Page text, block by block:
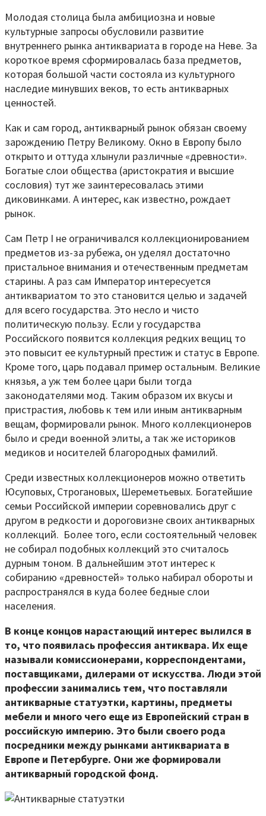
Молодая столица была амбициозна и новые
культурные запросы обусловили развитие
внутреннего рынка антиквариата в городе на Неве. За
короткое время сформировалась база предметов,
которая большой части состояла из культурного
наследие минувших веков, то есть антикварных
ценностей.
Как и сам город, антикварный рынок обязан своему
зарождению Петру Великому. Окно в Европу было
открыто и оттуда хлынули различные «древности».
Богатые слои общества (аристократия и высшие
сословия) тут же заинтересовалась этими
диковинками. А интерес, как известно, рождает
рынок.
Сам Петр I не ограничивался коллекционированием
предметов из-за рубежа, он уделял достаточно
пристальное внимания и отечественным предметам
старины. А раз сам Император интересуется
антиквариатом то это становится целью и задачей
для всего государства. Это несло и чисто
политическую пользу. Если у государства
Российского появится коллекция редких вещиц то
это повысит ее культурный престиж и статус в Европе.
Кроме того, царь подавал пример остальным. Великие
князья, а уж тем более цари были тогда
законодателями мод. Таким образом их вкусы и
пристрастия, любовь к тем или иным антикварным
вещам, формировали рынок. Много коллекционеров
было и среди военной элиты, а так же историков
медиков и носителей благородных фамилий.
Среди известных коллекционеров можно ответить
Юсуповых, Строгановых, Шереметьевых. Богатейшие
семьи Российской империи соревновались друг с
другом в редкости и дороговизне своих антикварных
коллекций. Более того, если состоятельный человек
не собирал подобных коллекций это считалось
дурным тоном. В дальнейшим этот интерес к
собиранию «древностей» только набирал обороты и
распространялся в куда более бедные слои
населения.
В конце концов нарастающий интерес вылился в
то, что появилась профессия антиквара. Их еще
называли комиссионерами, корреспондентами,
поставщиками, дилерами от искусства. Люди этой
профессии занимались тем, что поставляли
антикварные статуэтки, картины, предметы
мебели и много чего еще из Европейский стран в
российскую империю. Это были своего рода
посредники между рынками антиквариата в
Европе и Петербурге. Они же формировали
антикварный городской фонд.